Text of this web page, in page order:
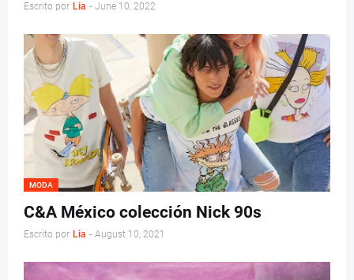
Escrito por Lia - June 10, 2022
MODA
C&A México colección Nick 90s
Escrito por Lia - August 10, 2021